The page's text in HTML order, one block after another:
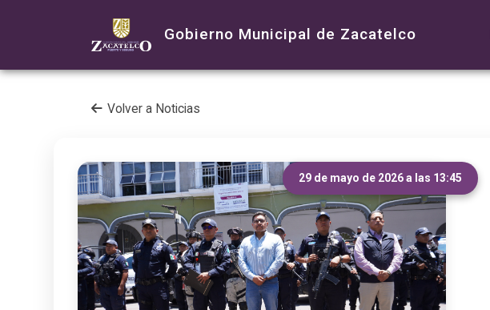
Gobierno Municipal de Zacatelco
Volver a Noticias
29 de mayo de 2026 a las 13:45